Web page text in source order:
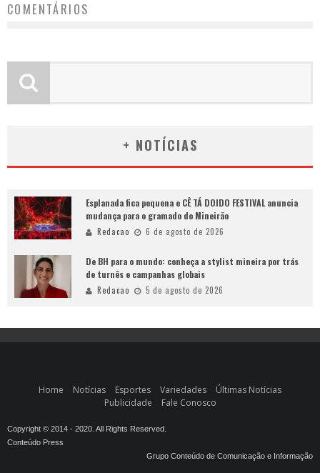
COMENTÁRIOS
+ NOTÍCIAS
Esplanada fica pequena e CÊ TÁ DOIDO FESTIVAL anuncia
mudança para o gramado do Mineirão
Redacao 6 de agosto de 2026
De BH para o mundo: conheça a stylist mineira por trás
de turnês e campanhas globais
Redacao 5 de agosto de 2026
Home Notícias Esportes Variedades
Últimas Notícias
Publicidade
Fale Conosco
Copyright © 2014 - 2020. All Rights Reserved.
Conteúdo Press
Grupo Conteúdo de Comunicação e Informação